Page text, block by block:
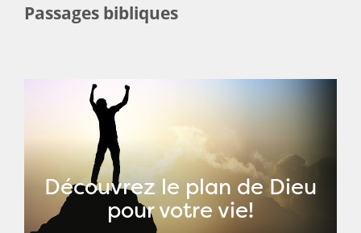
Passages bibliques
Découvrez le plan de Dieu
pour votre vie!